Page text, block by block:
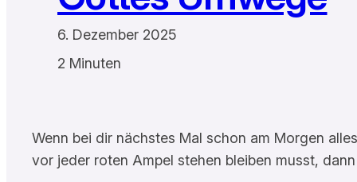
6. Dezember 2025
2 Minuten
Wenn bei dir nächstes Mal schon am Morgen
vor jeder roten Ampel stehen bleiben musst,